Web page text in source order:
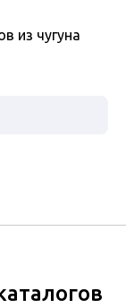
из чугуна